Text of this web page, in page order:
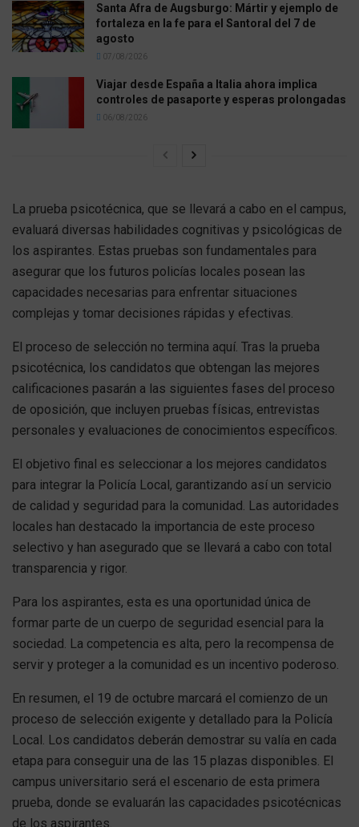
Santa Afra de Augsburgo: Mártir y ejemplo de
fortaleza en la fe para el Santoral del 7 de
agosto
07/08/2026
Viajar desde España a Italia ahora implica
controles de pasaporte y esperas prolongadas
06/08/2026
La prueba psicotécnica, que se llevará a cabo en el campus,
evaluará diversas habilidades cognitivas y psicológicas de
los aspirantes. Estas pruebas son fundamentales para
asegurar que los futuros policías locales posean las
capacidades necesarias para enfrentar situaciones
complejas y tomar decisiones rápidas y efectivas.
El proceso de selección no termina aquí. Tras la prueba
psicotécnica, los candidatos que obtengan las mejores
calificaciones pasarán a las siguientes fases del proceso
de oposición, que incluyen pruebas físicas, entrevistas
personales y evaluaciones de conocimientos específicos.
El objetivo final es seleccionar a los mejores candidatos
para integrar la Policía Local, garantizando así un servicio
de calidad y seguridad para la comunidad. Las autoridades
locales han destacado la importancia de este proceso
selectivo y han asegurado que se llevará a cabo con total
transparencia y rigor.
Para los aspirantes, esta es una oportunidad única de
formar parte de un cuerpo de seguridad esencial para la
sociedad. La competencia es alta, pero la recompensa de
servir y proteger a la comunidad es un incentivo poderoso.
En resumen, el 19 de octubre marcará el comienzo de un
proceso de selección exigente y detallado para la Policía
Local. Los candidatos deberán demostrar su valía en cada
etapa para conseguir una de las 15 plazas disponibles. El
campus universitario será el escenario de esta primera
prueba, donde se evaluarán las capacidades psicotécnicas
de los aspirantes.